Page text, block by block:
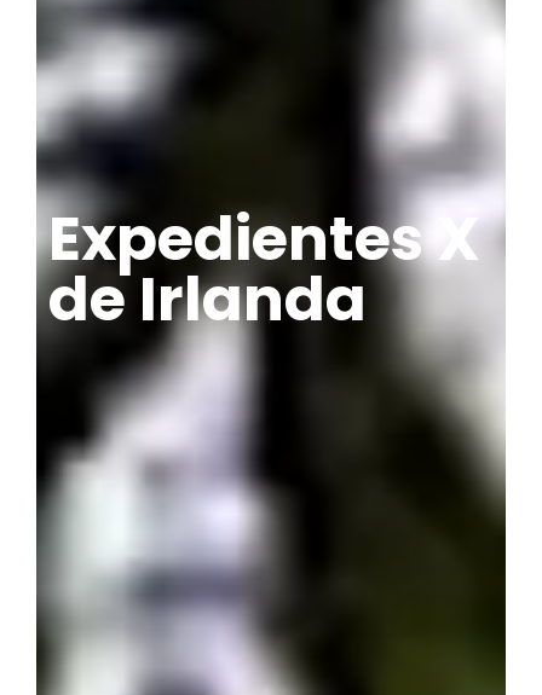
Expedientes X
de Irlanda